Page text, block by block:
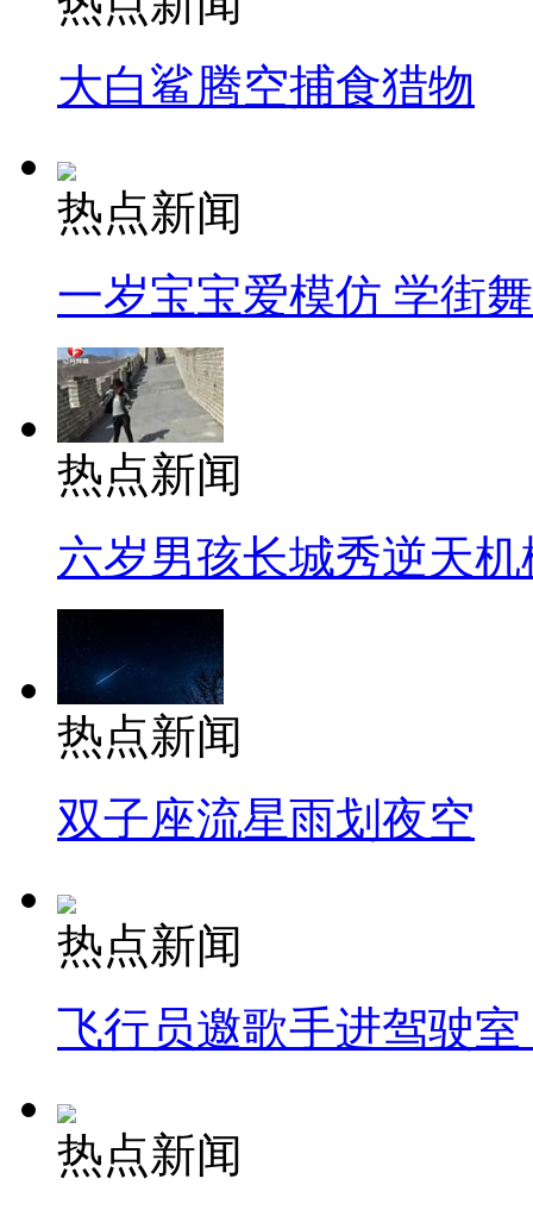
大白鲨腾空捕食猎物
热点新闻
一岁宝宝爱模仿 学街
热点新闻
六岁男孩长城秀逆天机
热点新闻
双子座流星雨划夜空
热点新闻
飞行员邀歌手进驾驶
热点新闻